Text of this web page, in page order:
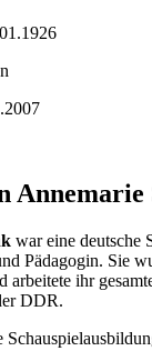
Annemarie
war eine deutsche
Pädagogin. Sie
arbeitete ihr
DDR.